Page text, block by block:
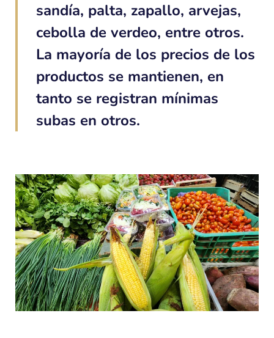
sandía, palta, zapallo, arvejas,
cebolla de verdeo, entre otros.
La mayoría de los precios de los
productos se mantienen, en
tanto se registran mínimas
subas en otros.